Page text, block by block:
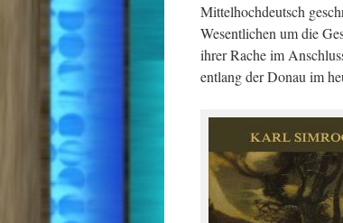
Mittelhochdeutsch
Wesentlichen um die
ihrer Rache im
entlang der Donau im